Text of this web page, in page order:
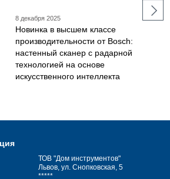
8 декабря 2025
Новинка в высшем классе
производительности от Bosch:
настенный сканер с радарной
технологией на основе
искусственного интеллекта
ТОВ "Дом инструментов"
Львов, ул. Снопковская, 5
*****